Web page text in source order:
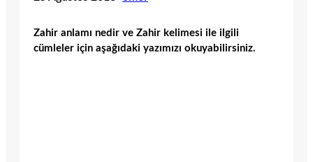
Zahir anlamı nedir ve Zahir kelimesi ile ilgili
cümleler için aşağıdaki yazımızı okuyabilirsiniz.